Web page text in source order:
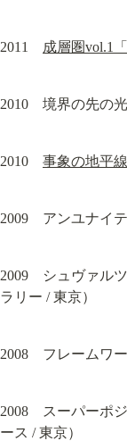
2011 成層圏vol.1
2010　境界の先の
2010 事象の地平線
2009　アンユナイ
2009　シュヴァル
ラリー / 東京）
2008　フレームワ
2008　スーパーポ
ース / 東京）